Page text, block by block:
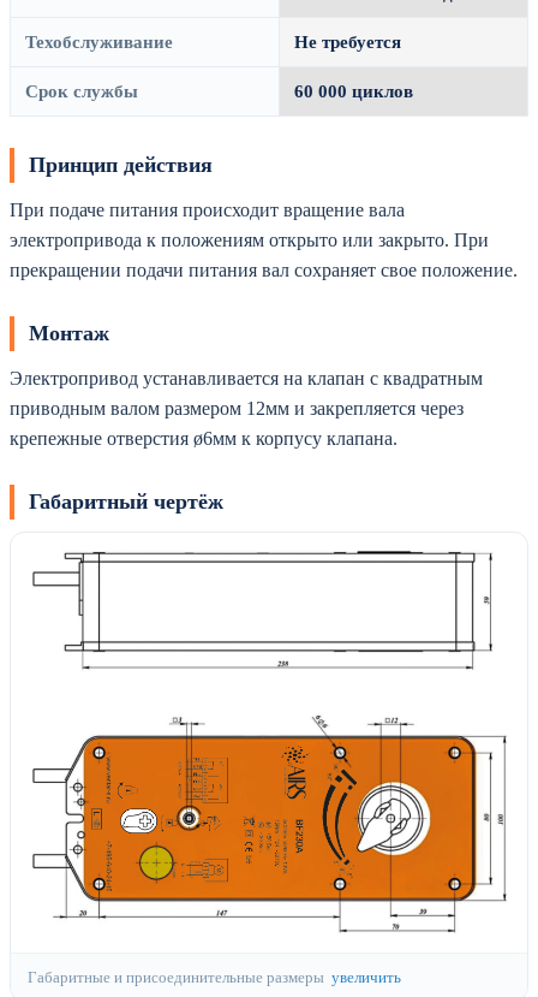
Техобслуживание Не требуется
Срок службы 60 000 циклов
Принцип действия
При подаче питания происходит вращение вала
электропривода к положениям открыто или закрыто. При
прекращении подачи питания вал сохраняет свое положение.
Монтаж
Электропривод устанавливается на клапан с квадратным
приводным валом размером 12мм и закрепляется через
крепежные отверстия ø6мм к корпусу клапана.
Габаритный чертёж
Габаритные и присоединительные размеры увеличить